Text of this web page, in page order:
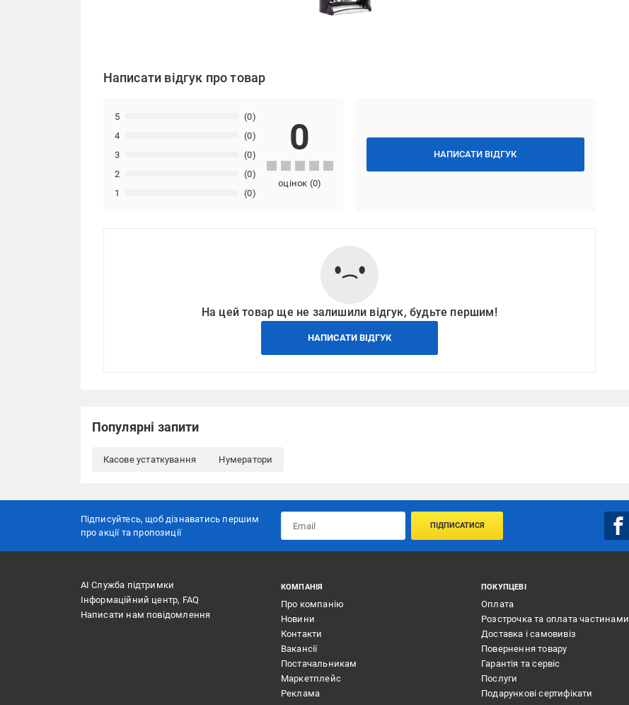
Написати відгук про товар
НАПИСАТИ ВІДГУК
1 (0)
2 (0)
3 (0)
4 (0)
5 (0)
0
оцінок (0)
На цей товар ще не залишили відгук, будьте першим!
НАПИСАТИ ВІДГУК
Популярні запити
Касове устаткування Нумератори
Підписуйтесь, щоб дізнаватись першим
про акції та пропозиції
ПІДПИСАТИСЯ
АІ Служба підтримки
Інформаційний центр, FAQ
Написати нам повідомлення
КОМПАНІЯ
Про компанію
Новини
Контакти
Вакансії
Постачальникам
Маркетплейс
Реклама
ПОКУПЦЕВІ
Оплата
Розстрочка та оплата частинами
Доставка і самовивіз
Повернення товару
Гарантія та сервіс
Послуги
Подарункові сертифікати